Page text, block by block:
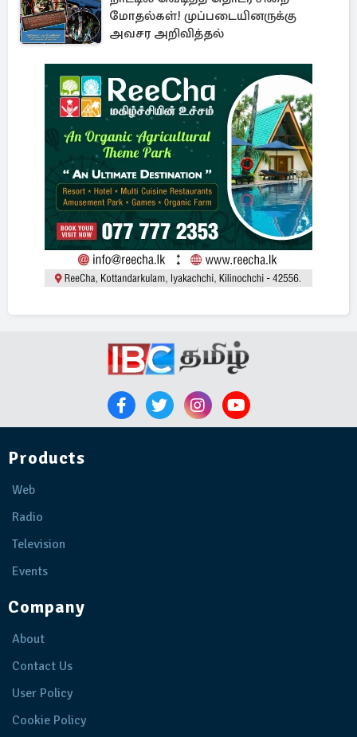
மோதல்கள்! முப்படையினருக்கு
அவசர அறிவித்தல்
Products
Web
Radio
Television
Events
Company
About
Contact Us
User Policy
Cookie Policy